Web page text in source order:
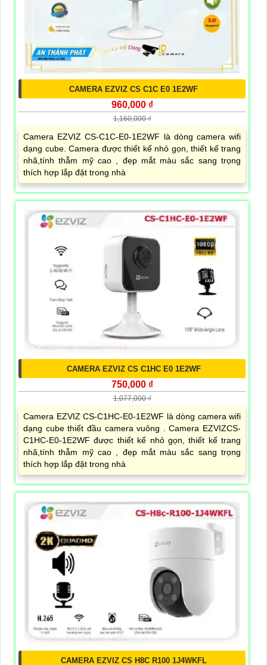
CAMERA EZVIZ CS C1C E0 1E2WF
960,000 ₫
1,160,000 ₫
Camera EZVIZ CS-C1C-E0-1E2WF là dòng camera wifi
dạng cube. Camera được thiết kế nhỏ gọn, thiết kế trang
nhã,tính thẫm mỹ cao , đẹp mắt màu sắc sang trọng
thích hợp lắp đặt trong nhà
CAMERA EZVIZ CS C1HC E0 1E2WF
750,000 ₫
1,077,000 ₫
Camera EZVIZ CS-C1HC-E0-1E2WF là dòng camera wifi
dạng cube thiết đầu camera vuông . Camera EZVIZCS-
C1HC-E0-1E2WF được thiết kế nhỏ gọn, thiết kế trang
nhã,tính thẫm mỹ cao , đẹp mắt màu sắc sang trọng
thích hợp lắp đặt trong nhà
CAMERA EZVIZ CS H8C R100 1J4WKFL